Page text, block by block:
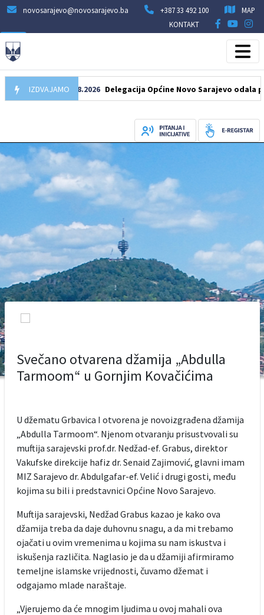
novosarajevo@novosarajevo.ba +387 33 492 100
MAP
KONTAKT
IZDVAJAMO
07.08.2026 Delegacija Općine Novo Sarajevo odala
Svečano otvarena džamija „Abdulla
Tarmoom“ u Gornjim Kovačićima
U džematu Grbavica I otvorena je novoizgrađena džamija
„Abdulla Tarmoom“. Njenom otvaranju prisustvovali su
muftija sarajevski prof.dr. Nedžad-ef. Grabus, direktor
Vakufske direkcije hafiz dr. Senaid Zajimović, glavni imam
MIZ Sarajevo dr. Abdulgafar-ef. Velić i drugi gosti, među
kojima su bili i predstavnici Općine Novo Sarajevo.
Muftija sarajevski, Nedžad Grabus kazao je kako ova
džamija treba da daje duhovnu snagu, a da mi trebamo
ojačati u ovim vremenima u kojima su nam iskustva i
iskušenja različita. Naglasio je da u džamiji afirmiramo
temeljne islamske vrijednosti, čuvamo džemat i
odgajamo mlade naraštaje.
„Vjerujemo da će mnogim ljudima u ovoj mahali ova